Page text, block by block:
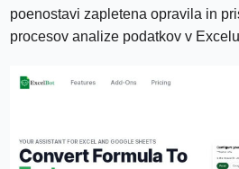
poenostavi zapletena opravila in
procesov analize podatkov v